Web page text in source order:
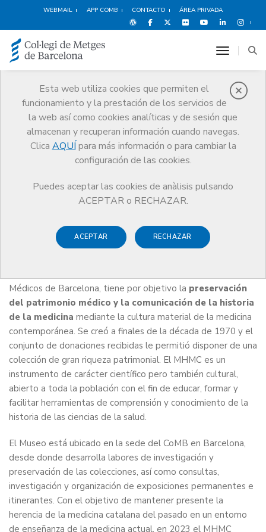
WEBMAIL APP COMB CONTACTO ÁREA PRIVADA
Esta web utiliza cookies que permiten el
funcionamiento y la prestación de los servicios de
la web así como cookies analíticas y de sesión que
almacenan y recuperan información cuando navegas.
Clica AQUÍ para más información o para cambiar la
configuración de las cookies.
Puedes aceptar las cookies de anàlisis pulsando
ACEPTAR o RECHAZAR.
ACEPTAR RECHAZAR
toggle
Historia
El CoMB Museo de Historia de la Medicina de Cataluña
Museo de Historia de la
Medicina de Cataluña
Médicos de Barcelona, tiene por objetivo la preservación
del patrimonio médico y la comunicación de la historia
de la medicina mediante la cultura material de la medicina
contemporánea. Se creó a finales de la década de 1970 y el
conjunto de donaciones recibidas le permitió disponer de una
colección de gran riqueza patrimonial. El MHMC es un
instrumento de carácter científico pero también cultural,
abierto a toda la población con el fin de educar, formar y
facilitar herramientas de comprensión y conocimiento de la
historia de las ciencias de la salud.
El Museo está ubicado en la sede del CoMB en Barcelona,
desde donde desarrolla labores de investigación y
preservación de las colecciones, así como consultas,
investigación y organización de exposiciones permanentes e
itinerantes. Con el objetivo de mantener presente la
herencia de la medicina catalana del pasado en un entorno
de enseñanza de la medicina actual, en 2023 el MHMC